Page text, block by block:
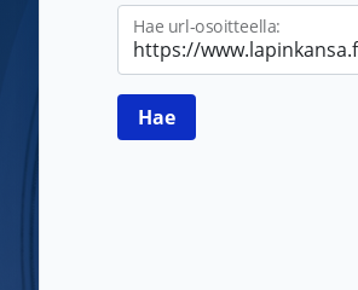
Hae url-osoitteella: